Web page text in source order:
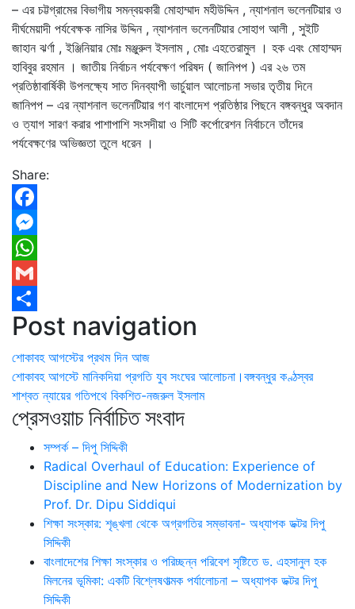
– এর চট্টগ্রামের বিভাগীয় সমন্বয়কারী মােহাম্মাদ মহীউদ্দিন , ন্যাশনাল ভলেনটিয়ার ও
দীর্ঘমেয়াদী পর্যবেক্ষক নাসির উদ্দিন , ন্যাশনাল ভলেনটিয়ার সােহাগ আলী , সুইটি
জাহান ঝর্ণা , ইঞ্জিনিয়ার মােঃ মঞ্জুরুল ইসলাম , মােঃ এহতেরামুল । হক এবং মােহাম্মদ
হাবিবুর রহমান । জাতীয় নির্বাচন পর্যবেক্ষণ পরিষদ ( জানিপপ ) এর ২৬ তম
প্রতিষ্ঠাবার্ষিকী উপলক্ষ্যে সাত দিনব্যাপী ভার্চুয়াল আলােচনা সভার তৃতীয় দিনে
জানিপপ – এর ন্যাশনাল ভলেনটিয়ার গণ বাংলাদেশ প্রতিষ্ঠার পিছনে বঙ্গবন্ধুর অবদান
ও ত্যাগ সারণ করার পাশাপাশি সংসদীয়া ও সিটি কর্পোরেশন নির্বাচনে তাঁদের
পর্যবেক্ষণের অভিজ্ঞতা তুলে ধরেন ।
Share:
Facebook
Messenger
WhatsApp
Gmail
Share
Post navigation
শোকাবহ আগস্টের প্রথম দিন আজ
শােকাবহ আগস্টে মানিকদিয়া প্রগতি যুব সংঘের আলােচনা।বঙ্গবন্ধুর কণ্ঠস্বর
শাশ্বত ন্যায়ের গতিপথে বিকশিত-নজরুল ইসলাম
প্রেসওয়াচ নির্বাচিত সংবাদ
সম্পর্ক – দিপু সিদ্দিকী
Radical Overhaul of Education: Experience of
Discipline and New Horizons of Modernization by
Prof. Dr. Dipu Siddiqui
শিক্ষা সংস্কার: শৃঙ্খলা থেকে অগ্রগতির সম্ভাবনা- অধ্যাপক ডক্টর দিপু
সিদ্দিকী
বাংলাদেশের শিক্ষা সংস্কার ও পরিচ্ছন্ন পরিবেশ সৃষ্টিতে ড. এহসানুল হক
মিলনের ভূমিকা: একটি বিশ্লেষণাত্মক পর্যালোচনা – অধ্যাপক ডক্টর দিপু
সিদ্দিকী